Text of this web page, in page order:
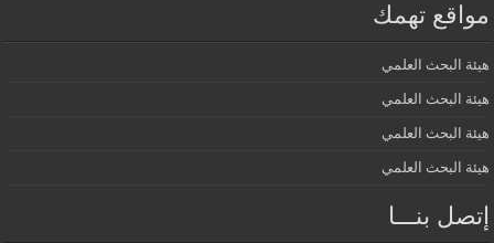
مواقع تهمك
هيئة البحث العلمي
هيئة البحث العلمي
هيئة البحث العلمي
هيئة البحث العلمي
إتصل بنـــا